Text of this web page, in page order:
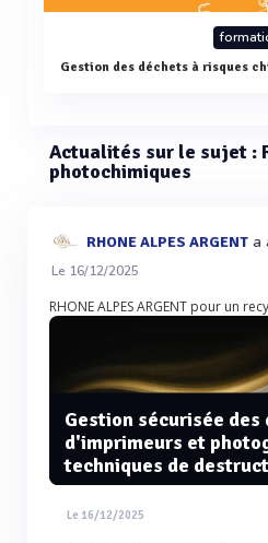
Actualités sur le sujet :
photochimiques
RHONE ALPES ARGENT a
Le 16/12/2025
RHONE ALPES ARGENT pour un
Gestion sécurisée des
d'imprimeurs et
techniques de
Le 16/12/2025